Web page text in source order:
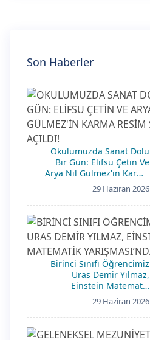
Son Haberler
Okulumuzda Sanat Dolu
Bir Gün: Elifsu Çetin Ve
Arya Nil Gülmez'in Karma
Resim Sergisi Açıldı!
29 Haziran 2026
Birinci Sınıfı Öğrencimiz
Uras Demir Yılmaz,
Einstein Matematik
Yarışması’Nda
29 Haziran 2026